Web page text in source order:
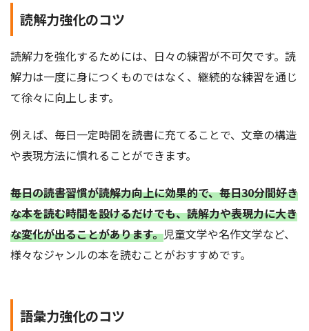
読解力強化のコツ
読解力を強化するためには、日々の練習が不可欠です。読
解力は一度に身につくものではなく、継続的な練習を通じ
て徐々に向上します。
例えば、毎日一定時間を読書に充てることで、文章の構造
や表現方法に慣れることができます。
毎日の読書習慣が読解力向上に効果的で、毎日30分間好き
な本を読む時間を設けるだけでも、読解力や表現力に大き
な変化が出ることがあります。児童文学や名作文学など、
様々なジャンルの本を読むことがおすすめです。
語彙力強化のコツ